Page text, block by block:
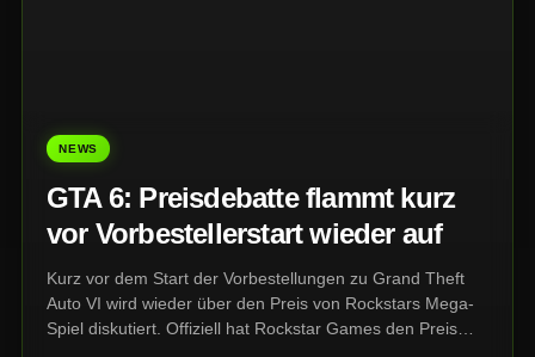
NEWS
GTA 6: Preisdebatte flammt kurz
vor Vorbestellerstart wieder auf
Kurz vor dem Start der Vorbestellungen zu Grand Theft
Auto VI wird wieder über den Preis von Rockstars Mega-
Spiel diskutiert. Offiziell hat Rockstar Games den Preis